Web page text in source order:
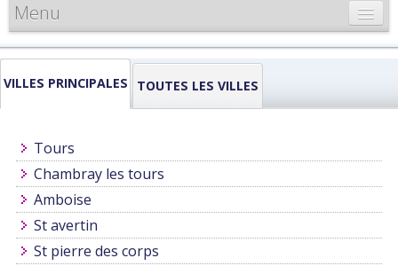
Menu
CARTE DE FRANCE
INFORMATIONS
VILLES PRINCIPALES TOUTES LES VILLES
Tours
Chambray les tours
Amboise
St avertin
St pierre des corps